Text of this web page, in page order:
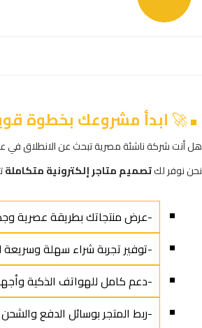
🚀ابدأ مشروعك بخطوة
هل أنت شركة ناشئة مصرية تبحث عن الانطلاق في
نحن نوفر لكتصميم متاجر إلكترونية متكاملة
-عرض منتجاتك بطريقة عصرية
-توفير تجربة شراء سهلة وسريعة
-دعم كامل للهواتف الذكية
-ربط المتجر بوسائل الدفع